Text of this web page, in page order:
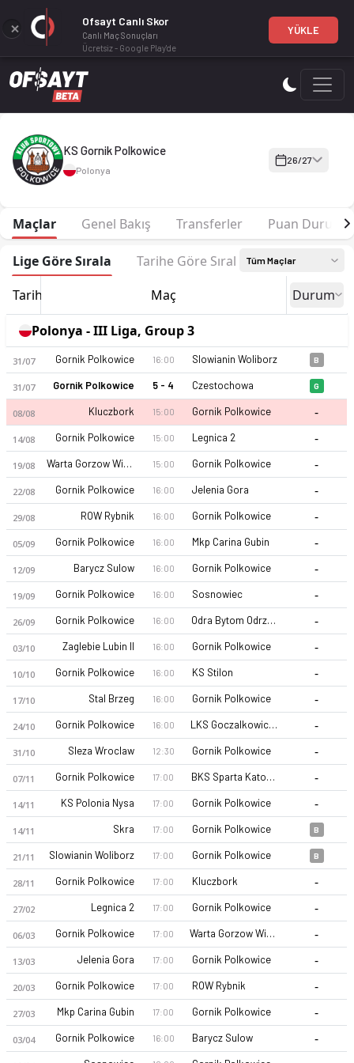
KS Gornik Polkowice 26-27 sezonu | III Liga, Group 3'de 5.
KS Gornik Polkowice 26-27 sezonu | III Liga, Group 3'de 5.
KS Gornik Polkowice
Polonya
26/27
Maçlar Genel Bakış Transferler Puan Durumu
Lige Göre Sırala Tarihe Göre Sırala Tüm Maçlar
Tarih Maç Durum
Polonya - III Liga, Group 3
31/07 Gornik Polkowice 16:00 Slowianin Woliborz B
31/07 Gornik Polkowice 5 - 4 Czestochowa G
08/08 Kluczbork 15:00 Gornik Polkowice -
14/08 Gornik Polkowice 15:00 Legnica 2 -
19/08 Warta Gorzow Wielkopolski 15:00 Gornik Polkowice -
22/08 Gornik Polkowice 16:00 Jelenia Gora -
29/08 ROW Rybnik 16:00 Gornik Polkowice -
05/09 Gornik Polkowice 16:00 Mkp Carina Gubin -
12/09 Barycz Sulow 16:00 Gornik Polkowice -
19/09 Gornik Polkowice 16:00 Sosnowiec -
26/09 Gornik Polkowice 16:00 Odra Bytom Odrzanski -
03/10 Zaglebie Lubin II 16:00 Gornik Polkowice -
10/10 Gornik Polkowice 16:00 KS Stilon -
17/10 Stal Brzeg 16:00 Gornik Polkowice -
24/10 Gornik Polkowice 16:00 LKS Goczalkowice-Zdroj -
31/10 Sleza Wroclaw 12:30 Gornik Polkowice -
07/11 Gornik Polkowice 17:00 BKS Sparta Katowice -
14/11 KS Polonia Nysa 17:00 Gornik Polkowice -
14/11 Skra 17:00 Gornik Polkowice B
21/11 Slowianin Woliborz 17:00 Gornik Polkowice B
28/11 Gornik Polkowice 17:00 Kluczbork -
27/02 Legnica 2 17:00 Gornik Polkowice -
06/03 Gornik Polkowice 17:00 Warta Gorzow Wielkopolski -
13/03 Jelenia Gora 17:00 Gornik Polkowice -
20/03 Gornik Polkowice 17:00 ROW Rybnik -
27/03 Mkp Carina Gubin 17:00 Gornik Polkowice -
03/04 Gornik Polkowice 16:00 Barycz Sulow -
Ofsayt Canlı Skor
Canlı Maç Sonuçları
Ücretsiz - Google Play'de
YÜKLE